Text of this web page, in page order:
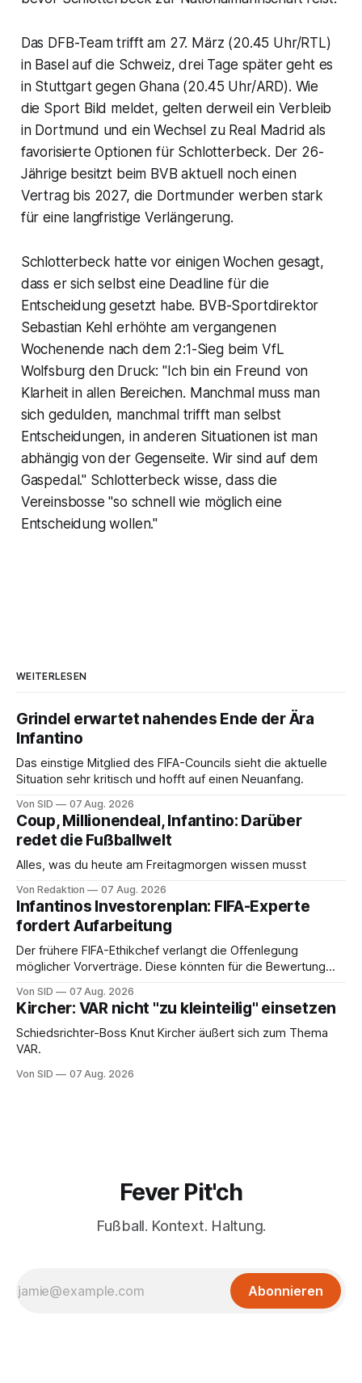
Das DFB-Team trifft am 27. März (20.45 Uhr/RTL)
in Basel auf die Schweiz, drei Tage später geht es
in Stuttgart gegen Ghana (20.45 Uhr/ARD). Wie
die Sport Bild meldet, gelten derweil ein Verbleib
in Dortmund und ein Wechsel zu Real Madrid als
favorisierte Optionen für Schlotterbeck. Der 26-
Jährige besitzt beim BVB aktuell noch einen
Vertrag bis 2027, die Dortmunder werben stark
für eine langfristige Verlängerung.
Schlotterbeck hatte vor einigen Wochen gesagt,
dass er sich selbst eine Deadline für die
Entscheidung gesetzt habe. BVB-Sportdirektor
Sebastian Kehl erhöhte am vergangenen
Wochenende nach dem 2:1-Sieg beim VfL
Wolfsburg den Druck: "Ich bin ein Freund von
Klarheit in allen Bereichen. Manchmal muss man
sich gedulden, manchmal trifft man selbst
Entscheidungen, in anderen Situationen ist man
abhängig von der Gegenseite. Wir sind auf dem
Gaspedal." Schlotterbeck wisse, dass die
Vereinsbosse "so schnell wie möglich eine
Entscheidung wollen."
WEITERLESEN
Grindel erwartet nahendes Ende der Ära
Infantino
Das einstige Mitglied des FIFA-Councils sieht die aktuelle
Situation sehr kritisch und hofft auf einen Neuanfang.
Von SID 07 Aug. 2026
Coup, Millionendeal, Infantino: Darüber
redet die Fußballwelt
Alles, was du heute am Freitagmorgen wissen musst
Von Redaktion 07 Aug. 2026
Infantinos Investorenplan: FIFA-Experte
fordert Aufarbeitung
Der frühere FIFA-Ethikchef verlangt die Offenlegung
möglicher Vorverträge. Diese könnten für die Bewertung
Von SID 07 Aug. 2026
Kircher: VAR nicht "zu kleinteilig" einsetzen
Schiedsrichter-Boss Knut Kircher äußert sich zum Thema
VAR.
Von SID 07 Aug. 2026
Fever Pit'ch
Fußball. Kontext. Haltung.
Abonnieren